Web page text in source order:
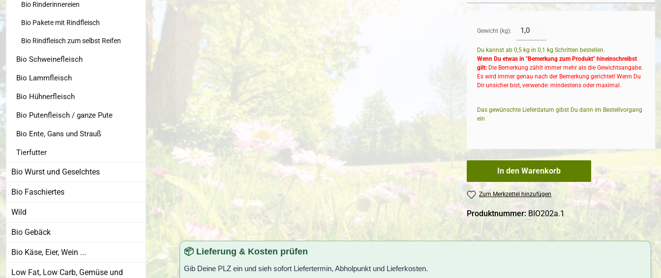
Bio Rinderinnereien
Bio Pakete mit Rindfleisch
Bio Rindfleisch zum selbst Reifen
Bio Schweinefleisch
Bio Lammfleisch
Bio Hühnerfleisch
Bio Putenfleisch / ganze Pute
Bio Ente, Gans und Strauß
Tierfutter
Bio Wurst und Geselchtes
Bio Faschiertes
Wild
Bio Gebäck
Bio Käse, Eier, Wein ...
Low Fat, Low Carb, Gemüse und
Gewicht (kg):
Du kannst ab 0,5 kg in0,1 kg Schritten bestellen.
Wenn Du etwas in "Bemerkung zum Produkt" hineinschreibst
gilt: Die Bemerkung zählt immer mehr als die Gewichtsangabe.
Es wird immer genau nach der Bemerkung gerichtet! Wenn Du
Dir unsicher bist, verwende: mindestens oder maximal.
Das gewünschte Lieferdatum gibst Du dann im Bestellvorgang
ein
In den Warenkorb
Zum Merkzettel hinzufügen
Produktnummer: BIO202a.1
📦 Lieferung & Kosten prüfen
Gib Deine PLZ ein und sieh sofort Liefertermin, Abholpunkt und Lieferkosten.